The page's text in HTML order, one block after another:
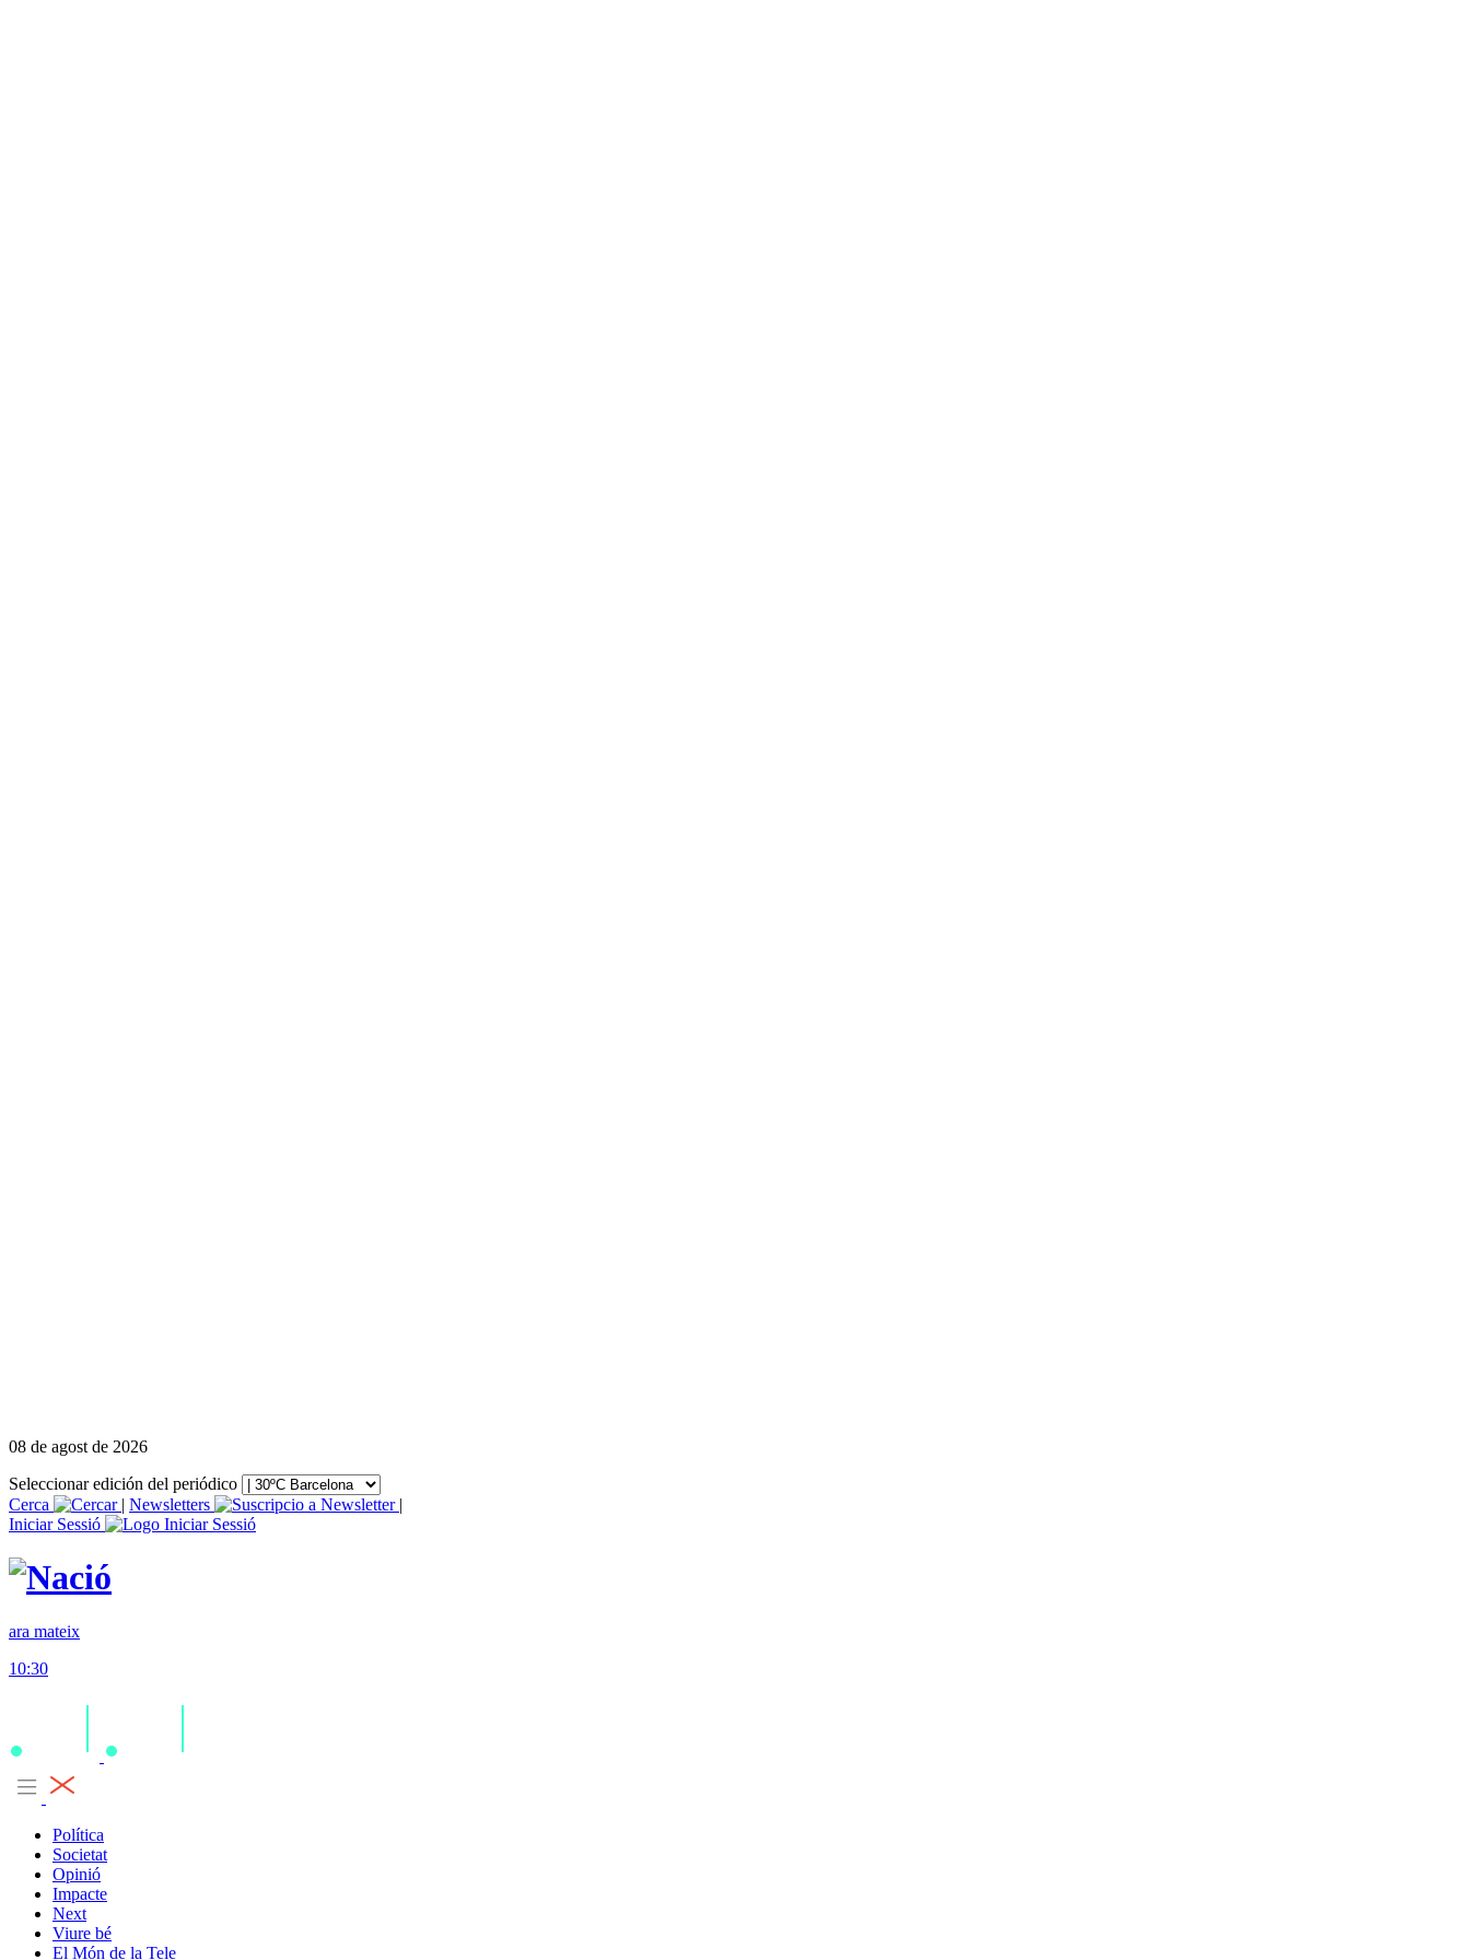
08 de agost de 2026
Seleccionar edición del periódico
Cerca
| Newsletters
|
Iniciar Sessió
ara mateix
10:30
Política
Societat
Opinió
Impacte
Next
Viure bé
El Món de la Tele